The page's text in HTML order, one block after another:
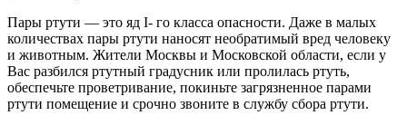
Пары ртути — это яд I- го класса опасности. Даже в малых
количествах пары ртути наносят необратимый вред человеку
и животным. Жители Москвы и Московской области, если у
Вас разбился ртутный градусник или пролилась ртуть,
обеспечьте проветривание, покиньте загрязненное парами
ртути помещение и срочно звоните в службу сбора ртути.